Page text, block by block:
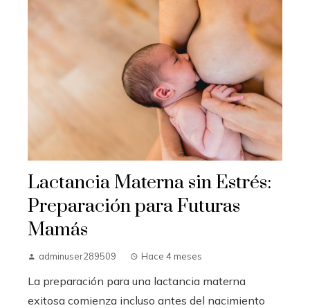
Lactancia Materna sin Estrés:
Preparación para Futuras
Mamás
adminuser289509 Hace 4 meses
La preparación para una lactancia materna
exitosa comienza incluso antes del nacimiento